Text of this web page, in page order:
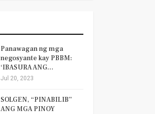
Panawagan ng mga
negosyante kay PBBM:
‘IBASURA ANG…
Jul 20, 2023
SOLGEN, “PINABILIB”
ANG MGA PINOY